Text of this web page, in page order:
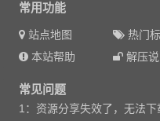
常用功能
站点地图 热门
本站帮助
解压说
常见问题
1：资源分享失效了，无法下